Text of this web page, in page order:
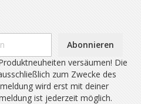
Abonnieren
versäumen! Die
zum Zwecke des
wird erst mit deiner
ist jederzeit möglich.